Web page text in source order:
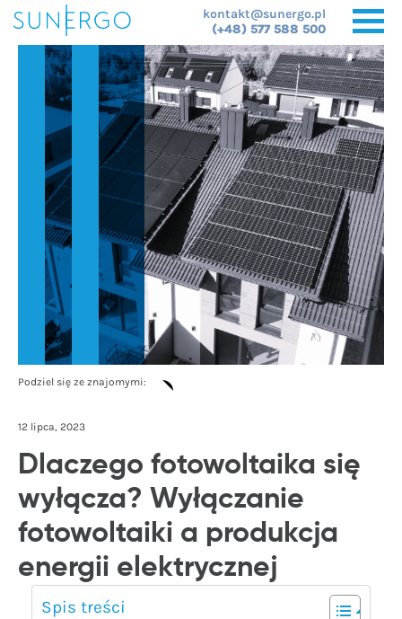
kontakt@sunergo.pl
(+48) 577 588 500
Podziel się ze znajomymi:
12 lipca, 2023
Dlaczego fotowoltaika się
wyłącza? Wyłączanie
fotowoltaiki a produkcja
energii elektrycznej
Spis treści